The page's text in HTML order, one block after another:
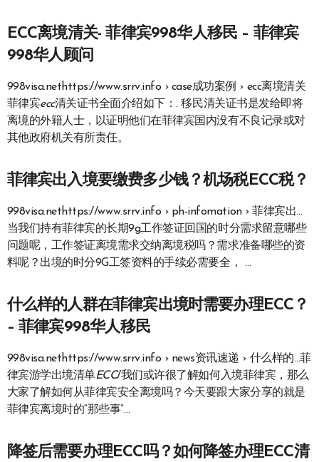
ECC离境清关- 菲律宾998华人移民 – 菲律宾
998华人顾问
998visa.nethttps://www.srrv.info › case成功案例 › ecc离境清关
菲律宾ecc清关证书全面介绍如下：. 移民清关证书是发给即将
离境的外籍人士，以证明他们在菲律宾国内没有不良记录或对
其他政府机关有所责任。
菲律宾出入境要缴费多少钱？机场税ECC税？
998visa.nethttps://www.srrv.info › ph-infomation › 菲律宾出…
当我们持有菲律宾的长期9g工作签证回国的时分需求留意哪些
问题呢，工作签证离境需求交纳离境税吗？需求准备哪些的资
料呢？出境的时分9G工签资料的手续必需要全， …
什么样的人群在菲律宾出境时需要办理ECC？
– 菲律宾998华人移民
998visa.nethttps://www.srrv.info › news资讯速递 › 什么样的…菲
律宾游学出境清单ECC/我们或许很了解如何入境菲律宾，那么
大家了解如何从菲律宾安全离境吗？今天要跟大家分享的就是
菲律宾离境时的“那些事”…
降签后需要办理ECC吗？如何降签办理ECC清